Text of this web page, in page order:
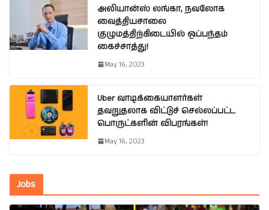
அலியான்ஸ் லங்கா, நவலோக
வைத்தியசாலை
குழுமத்திற்கிடையில் ஒப்பந்தம்
கைச்சாத்து!
May 16, 2023
Uber வாடிக்கையாளர்கள்
தவறுதலாக விட்டுச் செல்லப்பட்ட
பொருட்களின் விபரங்கள்!
May 16, 2023
Jobs